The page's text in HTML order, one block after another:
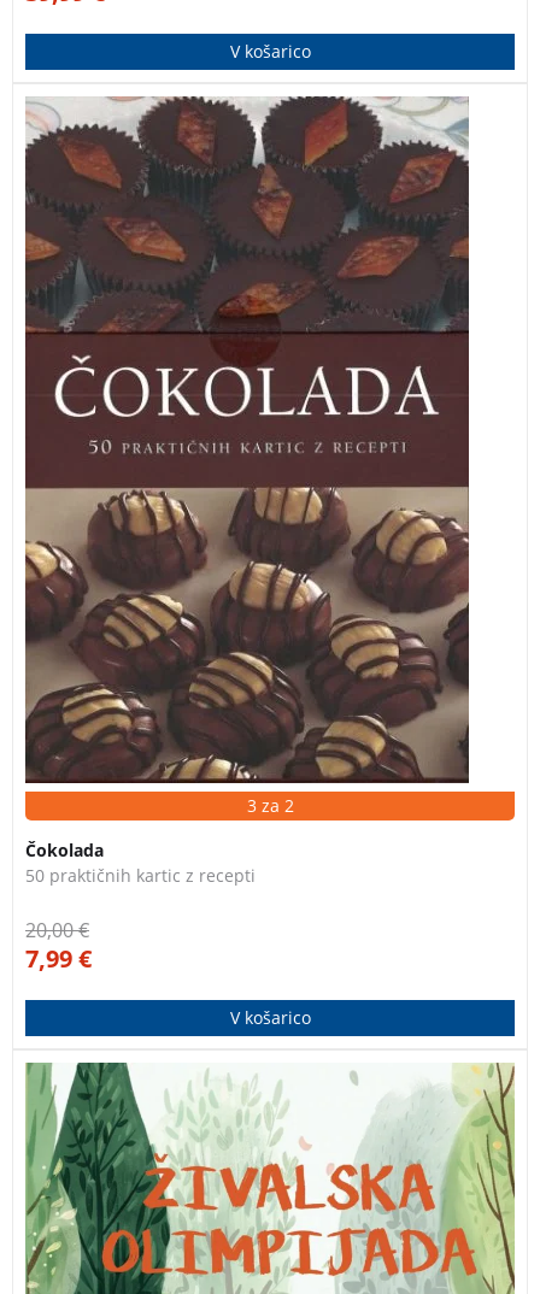
V košarico
Ta sanjska knjiga čokoladnih nebes zajema vrsto
mamljivih receptov – vroče sladice, hladne sladice,
torte in rezine ter slaščice.
3 za 2
Čokolada
50 praktičnih kartic z recepti
20,00€
7,99€
V košarico
Slikanica nas na igriv in slikovit način opomni, da vsak
v sebi skriva super moči in da smo vsi delček večje
slike, kjer naša unikatnost prispeva k lepoti celote.